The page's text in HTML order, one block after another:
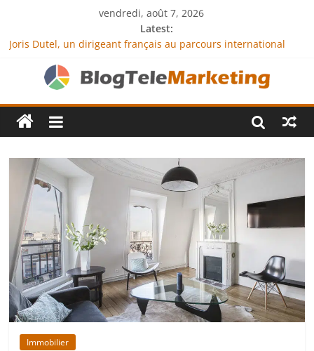
vendredi, août 7, 2026
Latest:
Joris Dutel, un dirigeant français au parcours international
Agria Assurance Animaux : comment l’entreprise se
démarque-t-elle de la concurrence ?
JCA Academy : l’excellence au service de l’indépendance
financière
Denis Bouclon : la diplomatie éducative comme moteur de
Next Terra International : des solutions logistiques au service
du commerce international
Immobilier